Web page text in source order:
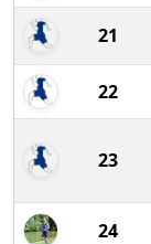
21
22
23
24